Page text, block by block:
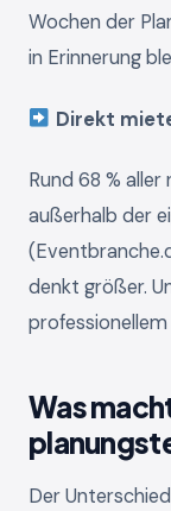
Wochen der
in Erinnerung
Direkt
Rund 68 %
außerhalb der
denkt größer.
Was
Der